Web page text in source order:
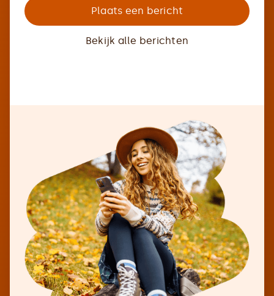
Plaats een bericht
Bekijk alle berichten